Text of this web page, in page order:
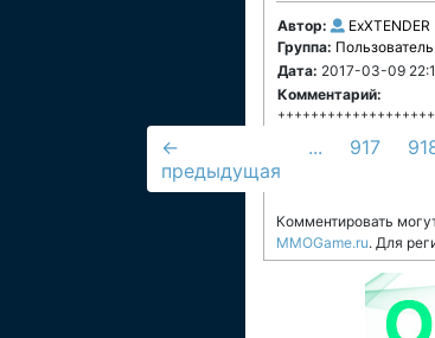
Автор:
ExXTENDER
Группа: Пользователь
Дата: 2017-03-09
Комментарий:
←
предыдущая
... 917
Комментировать
MMOGame.ru. Для